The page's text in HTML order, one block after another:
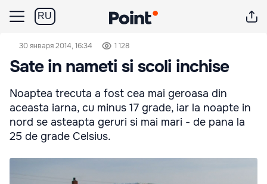
RU
30 января 2014, 16:34 1 128
Sate in nameti si scoli inchise
Noaptea trecuta a fost cea mai geroasa din
aceasta iarna, cu minus 17 grade, iar la noapte in
nord se asteapta geruri si mai mari - de pana la
25 de grade Celsius.